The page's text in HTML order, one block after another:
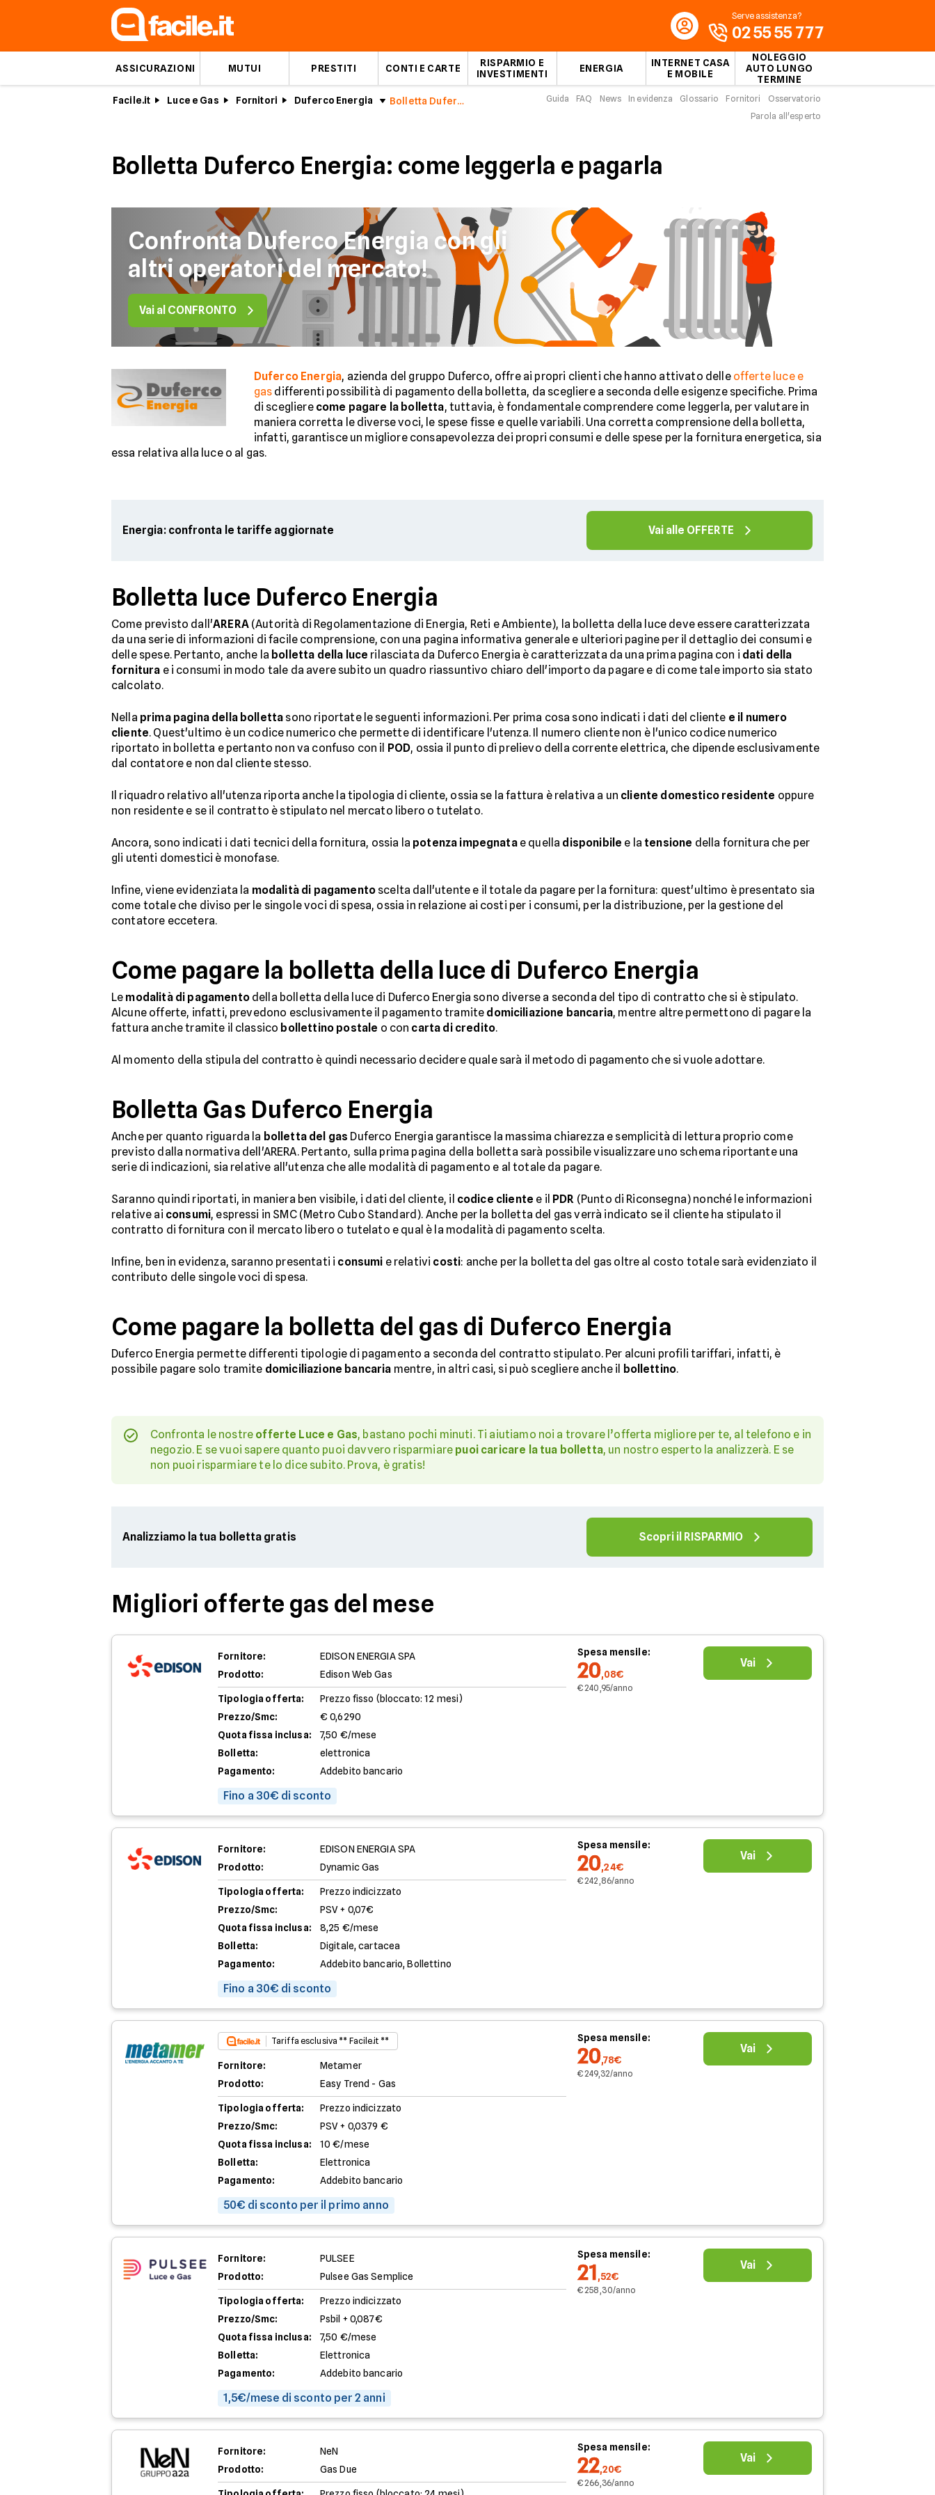
ASSICURAZIONI MUTUI PRESTITI CONTI E CARTE
RISPARMIO E
INVESTIMENTI
ENERGIA
INTERNET CASA
E MOBILE
NOLEGGIO
AUTO LUNGO
TERMINE
Serve assistenza?
02 55 55 777
Facile.it Luce e Gas Fornitori Duferco Energia Bolletta Duferco Energia Guida FAQ News In evidenza Glossario Fornitori
Osservatorio
Parola all'esperto
Bolletta Duferco Energia: come leggerla e pagarla
Confronta Duferco Energia con gli
altri operatori del mercato!
Vai al CONFRONTO
Duferco Energia, azienda del gruppo Duferco, offre ai propri clienti che hanno attivato delle offerte luce e
gas differenti possibilità di pagamento della bolletta, da scegliere a seconda delle esigenze specifiche. Prima
di scegliere come pagare la bolletta, tuttavia, è fondamentale comprendere come leggerla, per valutare in
maniera corretta le diverse voci, le spese fisse e quelle variabili. Una corretta comprensione della bolletta,
infatti, garantisce un migliore consapevolezza dei propri consumi e delle spese per la fornitura energetica, sia
essa relativa alla luce o al gas.
Energia: confronta le tariffe aggiornate Vai alle OFFERTE
Bolletta luce Duferco Energia
Come previsto dall'ARERA(Autorità di Regolamentazione di Energia, Reti e Ambiente), la bolletta della luce deve essere caratterizzata
da una serie di informazioni di facile comprensione, con una pagina informativa generale e ulteriori pagine per il dettaglio dei consumi e
delle spese. Pertanto, anche la bolletta della luce rilasciata da Duferco Energia è caratterizzata da una prima pagina con i dati della
fornitura e i consumi in modo tale da avere subito un quadro riassuntivo chiaro dell'importo da pagare e di come tale importo sia stato
calcolato.
Nella prima pagina della bolletta sono riportate le seguenti informazioni. Per prima cosa sono indicati i dati del cliente e il numero
cliente. Quest'ultimo è un codice numerico che permette di identificare l'utenza. Il numero cliente non è l'unico codice numerico
riportato in bolletta e pertanto non va confuso con il POD, ossia il punto di prelievo della corrente elettrica, che dipende esclusivamente
dal contatore e non dal cliente stesso.
Il riquadro relativo all'utenza riporta anche la tipologia di cliente, ossia se la fattura è relativa a un cliente domestico residente oppure
non residente e se il contratto è stipulato nel mercato libero o tutelato.
Ancora, sono indicati i dati tecnici della fornitura, ossia la potenza impegnatae quella disponibile e la tensione della fornitura che per
gli utenti domestici è monofase.
Infine, viene evidenziata la modalità di pagamento scelta dall'utente e il totale da pagare per la fornitura: quest'ultimo è presentato sia
come totale che diviso per le singole voci di spesa, ossia in relazione ai costi per i consumi, per la distribuzione, per la gestione del
contatore eccetera.
Come pagare la bolletta della luce di Duferco Energia
Le modalità di pagamentodella bolletta della luce di Duferco Energia sono diverse a seconda del tipo di contratto che si è stipulato.
Alcune offerte, infatti, prevedono esclusivamente il pagamento tramite domiciliazione bancaria, mentre altre permettono di pagare la
fattura anche tramite il classico bollettino postale o con carta di credito.
Al momento della stipula del contratto è quindi necessario decidere quale sarà il metodo di pagamento che si vuole adottare.
Bolletta Gas Duferco Energia
Anche per quanto riguarda la bolletta del gas Duferco Energia garantisce la massima chiarezza e semplicità di lettura proprio come
previsto dalla normativa dell'ARERA. Pertanto, sulla prima pagina della bolletta sarà possibile visualizzare uno schema riportante una
serie di indicazioni, sia relative all'utenza che alle modalità di pagamento e al totale da pagare.
Saranno quindi riportati, in maniera ben visibile, i dati del cliente, il codice cliente e il PDR (Punto di Riconsegna) nonché le informazioni
relative ai consumi, espressi in SMC (Metro Cubo Standard). Anche per la bolletta del gas verrà indicato se il cliente ha stipulato il
contratto di fornitura con il mercato libero o tutelato e qual è la modalità di pagamento scelta.
Infine, ben in evidenza, saranno presentati i consumi e relativi costi: anche per la bolletta del gas oltre al costo totale sarà evidenziato il
contributo delle singole voci di spesa.
Come pagare la bolletta del gas di Duferco Energia
Duferco Energia permette differenti tipologie di pagamento a seconda del contratto stipulato. Per alcuni profili tariffari, infatti, è
possibile pagare solo tramite domiciliazione bancaria mentre, in altri casi, si può scegliere anche il bollettino.
Confronta le nostre offerte Luce e Gas, bastano pochi minuti. Ti aiutiamo noi a trovare l’offerta migliore per te, al telefono e in
negozio. E se vuoi sapere quanto puoi davvero risparmiare puoi caricare la tua bolletta, un nostro esperto la analizzerà. E se
non puoi risparmiare te lo dice subito. Prova, è gratis!
Analizziamo la tua bolletta gratis Scopri il RISPARMIO
Migliori offerte gas del mese
Fornitore:
EDISON ENERGIA SPA
Prodotto:
Edison Web Gas
Tipologia offerta:
Prezzo fisso (bloccato: 12 mesi)
Prezzo/Smc:
€ 0,6290
Quota fissa inclusa:
7,50 €/mese
Bolletta:
elettronica
Pagamento:
Addebito bancario
Fino a 30€ di sconto
Spesa mensile:
20,08€
€ 240,95/anno
Vai
Fornitore:
EDISON ENERGIA SPA
Prodotto:
Dynamic Gas
Tipologia offerta:
Prezzo indicizzato
Prezzo/Smc:
PSV + 0,07€
Quota fissa inclusa:
8,25 €/mese
Bolletta:
Digitale, cartacea
Pagamento:
Addebito bancario, Bollettino
Fino a 30€ di sconto
Spesa mensile:
20,24€
€ 242,86/anno
Vai
Tariffa esclusiva ** Facile.it **
Fornitore:
Metamer
Prodotto:
Easy Trend - Gas
Tipologia offerta:
Prezzo indicizzato
Prezzo/Smc:
PSV + 0,0379 €
Quota fissa inclusa:
10 €/mese
Bolletta:
Elettronica
Pagamento:
Addebito bancario
50€ di sconto per il primo anno
Spesa mensile:
20,78€
€ 249,32/anno
Vai
Fornitore:
PULSEE
Prodotto:
Pulsee Gas Semplice
Tipologia offerta:
Prezzo indicizzato
Prezzo/Smc:
Psbil + 0,087€
Quota fissa inclusa:
7,50 €/mese
Bolletta:
Elettronica
Pagamento:
Addebito bancario
1,5€/mese di sconto per 2 anni
Spesa mensile:
21,52€
€ 258,30/anno
Vai
Fornitore:
NeN
Prodotto:
Gas Due
Spesa mensile:
22,20€
€ 266,36/anno
Vai